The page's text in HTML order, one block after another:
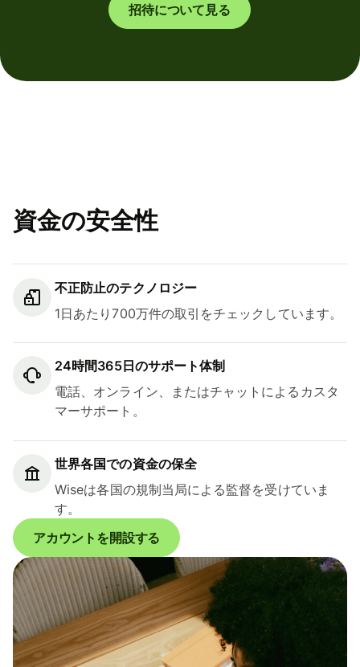
招待について見る
資金の安全性
不正防止のテクノロジー
1日あたり700万件の取引をチェックしています。
24時間365日のサポート体制
電話、オンライン、またはチャットによるカスタ
マーサポート。
世界各国での資金の保全
Wiseは各国の規制当局による監督を受けていま
す。
アカウントを開設する